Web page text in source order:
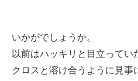
いかがでしょうか。
以前はハッキリと目立って
クロスと溶け合うように見事